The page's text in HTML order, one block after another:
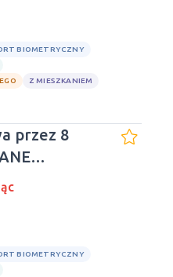
BIOMETRYCZNY
Z MIESZKANIEM
przez 8
BIOMETRYCZNY